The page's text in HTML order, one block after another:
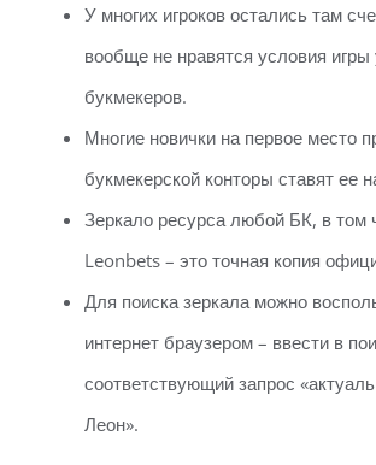
У многих игроков остались там
вообще не нравятся условия игры
букмекеров.
Многие новички на первое место
букмекерской конторы ставят ее
Зеркало ресурса любой БК, в том
Leonbets – это точная копия
Для поиска зеркала можно
интернет браузером – ввести в
соответствующий запрос
Леон».